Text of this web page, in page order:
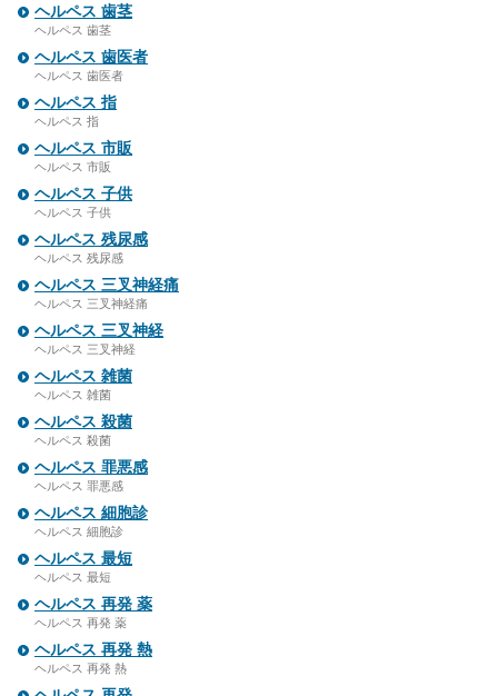
ヘルペス 歯茎
ヘルペス 歯茎
ヘルペス 歯医者
ヘルペス 歯医者
ヘルペス 指
ヘルペス 指
ヘルペス 市販
ヘルペス 市販
ヘルペス 子供
ヘルペス 子供
ヘルペス 残尿感
ヘルペス 残尿感
ヘルペス 三叉神経痛
ヘルペス 三叉神経痛
ヘルペス 三叉神経
ヘルペス 三叉神経
ヘルペス 雑菌
ヘルペス 雑菌
ヘルペス 殺菌
ヘルペス 殺菌
ヘルペス 罪悪感
ヘルペス 罪悪感
ヘルペス 細胞診
ヘルペス 細胞診
ヘルペス 最短
ヘルペス 最短
ヘルペス 再発 薬
ヘルペス 再発 薬
ヘルペス 再発 熱
ヘルペス 再発 熱